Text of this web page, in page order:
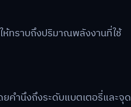
ห้ทราบถึงปริมาณพลังงานที่ใช้
ยคำนึงถึงระดับแบตเตอรี่และจุด